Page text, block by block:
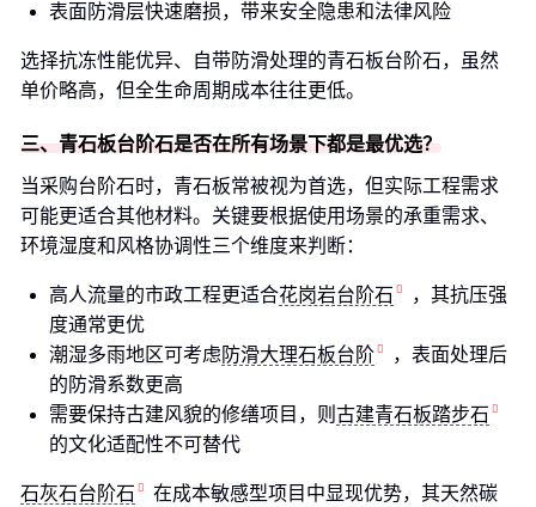
表面防滑层快速磨损，带来安全隐患和法律风险
选择抗冻性能优异、自带防滑处理的青石板台阶石，虽然
单价略高，但全生命周期成本往往更低。
三、青石板台阶石是否在所有场景下都是最优选？
当采购台阶石时，青石板常被视为首选，但实际工程需求
可能更适合其他材料。关键要根据使用场景的承重需求、
环境湿度和风格协调性三个维度来判断：
高人流量的市政工程更适合花岗岩台阶石
，其抗压强
度通常更优
潮湿多雨地区可考虑 防滑大理石板台阶
，表面处理后
的防滑系数更高
需要保持古建风貌的修缮项目，则 古建青石板踏步石
的文化适配性不可替代
石灰石台阶石
在成本敏感型项目中显现优势，其天然碳